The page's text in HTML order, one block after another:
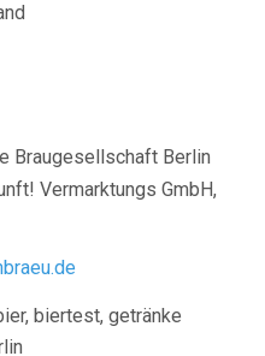
Braugesellschaft Berlin
Vermarktungs GmbH,